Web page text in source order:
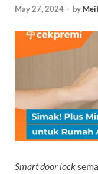
May 27, 2024 - by
Smart door lock